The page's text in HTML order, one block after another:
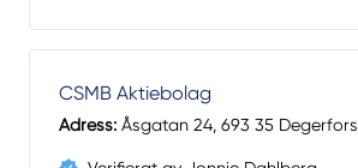
CSMB Aktiebolag
Adress: Åsgatan 24, 693 35 Degerfors